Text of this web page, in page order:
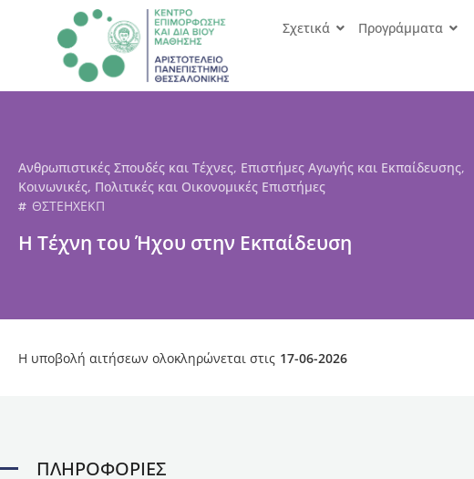
Σχετικά Προγράμματα
Ανθρωπιστικές Σπουδές και Τέχνες, Επιστήμες Αγωγής και Εκπαίδευσης,
Κοινωνικές, Πολιτικές και Οικονομικές Επιστήμες
ΘΣΤΕΗΧΕΚΠ
Η Τέχνη του Ήχου στην Εκπαίδευση
Η υποβολή αιτήσεων ολοκληρώνεται στις 17-06-2026
ΠΛΗΡΟΦΟΡΙΕΣ